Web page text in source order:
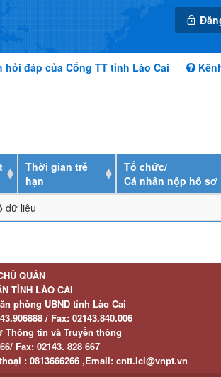
hỏi đáp của Cổng TT tỉnh Lào Cai
Thời gian trễ
hạn
Tổ chức/
Cá nhân nộp hồ sơ
dữ liệu
QUẢN
TỈNH LÀO CAI
phòng UBND tỉnh Lào Cai
/ Fax:02143.840.006
tin và Truyền thông
Fax:02143. 828 667
: 0813666266 ,Email: cntt.lci@vnpt.vn